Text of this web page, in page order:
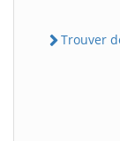
Trouver